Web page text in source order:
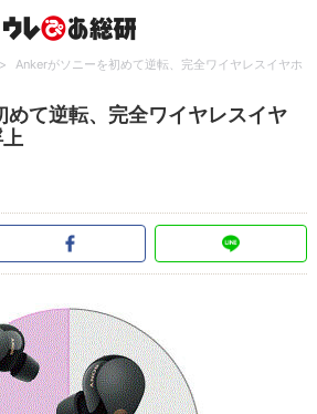
>
Ankerがソニーを初めて逆転、完全ワイヤレスイヤホ
て逆転、完全ワイヤレスイヤ